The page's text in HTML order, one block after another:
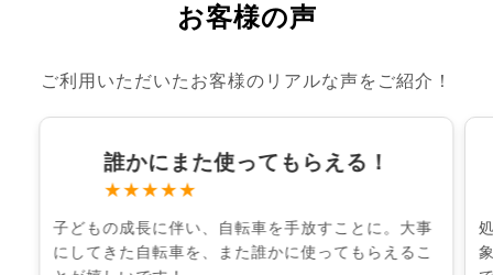
お客様の声
ご利用いただいたお客様のリアルな声をご紹介！
誰かにまた使ってもらえる！
★★★★★
子どもの成長に伴い、自転車を手放すことに。大事
にしてきた自転車を、また誰かに使ってもらえるこ